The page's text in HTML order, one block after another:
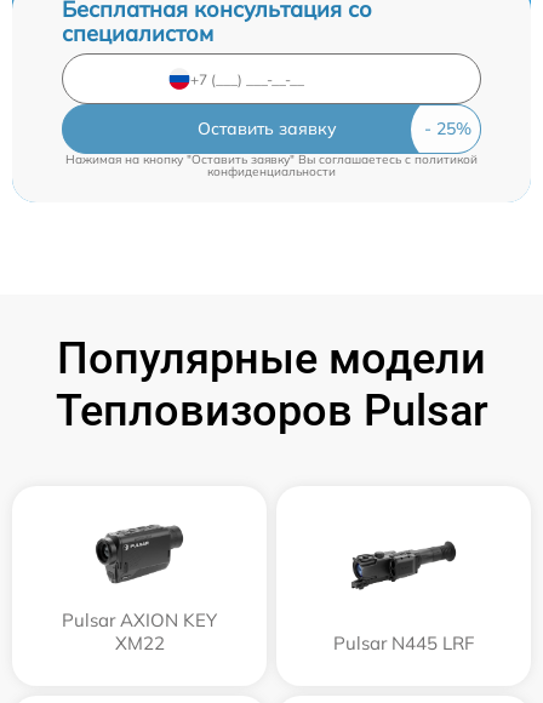
Бесплатная консультация со
специалистом
Оставить заявку
Нажимая на кнопку "Оставить заявку" Вы соглашаетесь c политикой
конфиденциальности
Популярные модели
Тепловизоров Pulsar
Pulsar AXION KEY
XM22
Pulsar N445 LRF